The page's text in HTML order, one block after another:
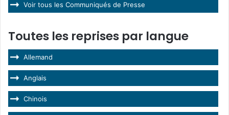
Voir tous les Communiqués de Presse
Toutes les reprises par langue
Allemand
Anglais
Chinois